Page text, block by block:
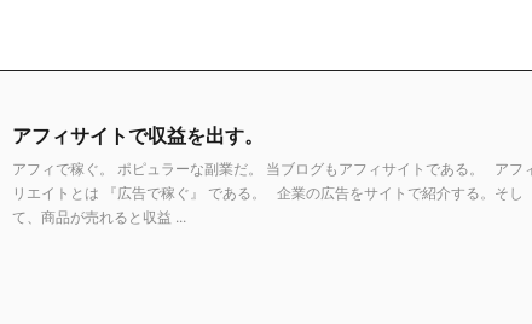
アフィサイトで収益を出す。
アフィで稼ぐ。 ポピュラーな副業だ。 当ブログもアフィサイトである。 アフ
リエイトとは 『広告で稼ぐ』 である。 企業の広告をサイトで紹介する。そし
て、商品が売れると収益 ...